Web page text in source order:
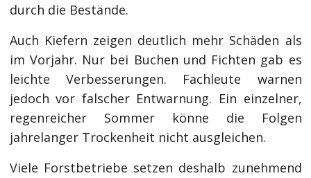
durch die Bestände.
Auch Kiefern zeigen deutlich mehr Schäden als
im Vorjahr. Nur bei Buchen und Fichten gab es
leichte Verbesserungen. Fachleute warnen
jedoch vor falscher Entwarnung. Ein einzelner,
regenreicher Sommer könne die Folgen
jahrelanger Trockenheit nicht ausgleichen.
Viele Forstbetriebe setzen deshalb zunehmend